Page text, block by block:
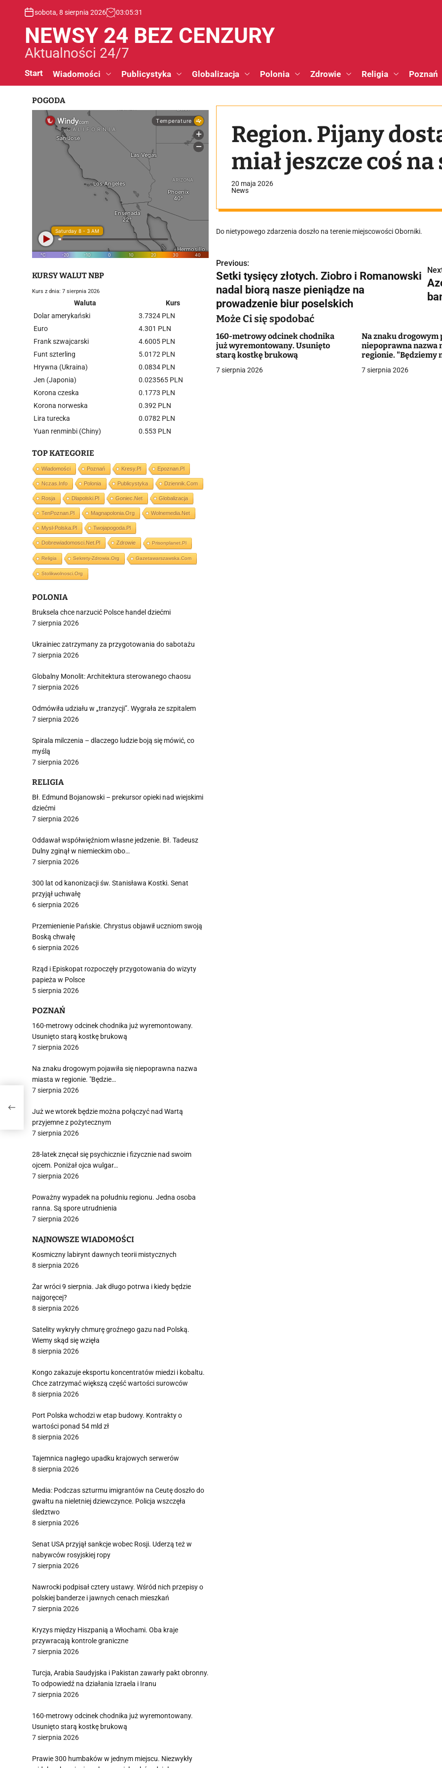
sobota, 8 sierpnia 2026 03:05:32
NEWSY 24 BEZ CENZURY
Aktualności 24/7
Start Wiadomości Publicystyka Globalizacja Polonia Zdrowie Religia Poznań
Region. Pijany
miał jeszcze coś
20 maja 2026
News
Do nietypowego zdarzenia doszło na terenie miejscowości Oborniki.
N
a
w
i
g
a
Previous:
Setki tysięcy złotych. Ziobro i Romanowski
nadal biorą nasze pieniądze na
prowadzenie biur poselskich
Może Ci się spodobać
160-metrowy odcinek chodnika
już wyremontowany. Usunięto
starą kostkę brukową
7 sierpnia 2026
Na znaku drogowym
niepoprawna nazwa
regionie. "Będziemy
7 sierpnia 2026
POGODA
KURSY WALUT NBP
Kurs z dnia: 7 sierpnia 2026
Waluta
Kurs
Dolar amerykański
3.7324 PLN
Euro
4.301 PLN
Frank szwajcarski
4.6005 PLN
Funt szterling
5.0172 PLN
Hrywna (Ukraina)
0.0834 PLN
Jen (Japonia)
0.023565 PLN
Korona czeska
0.1773 PLN
Korona norweska
0.392 PLN
Lira turecka
0.0782 PLN
Yuan renminbi (Chiny)
0.553 PLN
TOP KATEGORIE
Wiadomości Poznań Kresy.pl Epoznan.pl
Nczas.info Polonia Publicystyka Dziennik.com
Rosja Dlapolski.pl Goniec.net Globalizacja
TenPoznan.pl Magnapolonia.org Wolnemedia.net
Mysl-Polska.pl Twojapogoda.pl
Dobrewiadomosci.net.pl Zdrowie Prisonplanet.pl
Religia Sekrety-Zdrowia.org Gazetawarszawska.com
Stolikwolnosci.org
POLONIA
Bruksela chce narzucić Polsce handel dziećmi
7 sierpnia 2026
Ukrainiec zatrzymany za przygotowania do sabotażu
7 sierpnia 2026
Globalny Monolit: Architektura sterowanego chaosu
7 sierpnia 2026
Odmówiła udziału w „tranzycji”. Wygrała ze szpitalem
7 sierpnia 2026
Spirala milczenia – dlaczego ludzie boją się mówić, co
myślą
7 sierpnia 2026
RELIGIA
Bł. Edmund Bojanowski – prekursor opieki nad wiejskimi
dziećmi
7 sierpnia 2026
Oddawał współwięźniom własne jedzenie. Bł. Tadeusz
Dulny zginął w niemieckim obo…
7 sierpnia 2026
300 lat od kanonizacji św. Stanisława Kostki. Senat
przyjął uchwałę
6 sierpnia 2026
Przemienienie Pańskie. Chrystus objawił uczniom swoją
Boską chwałę
6 sierpnia 2026
Rząd i Episkopat rozpoczęły przygotowania do wizyty
papieża w Polsce
5 sierpnia 2026
POZNAŃ
160-metrowy odcinek chodnika już wyremontowany.
Usunięto starą kostkę brukową
7 sierpnia 2026
Na znaku drogowym pojawiła się niepoprawna nazwa
miasta w regionie. "Będzie…
7 sierpnia 2026
Już we wtorek będzie można połączyć nad Wartą
przyjemne z pożytecznym
7 sierpnia 2026
28-latek znęcał się psychicznie i fizycznie nad swoim
ojcem. Poniżał ojca wulgar…
7 sierpnia 2026
Poważny wypadek na południu regionu. Jedna osoba
ranna. Są spore utrudnienia
7 sierpnia 2026
NAJNOWSZE WIADOMOŚCI
Kosmiczny labirynt dawnych teorii mistycznych
8 sierpnia 2026
Żar wróci 9 sierpnia. Jak długo potrwa i kiedy będzie
najgoręcej?
8 sierpnia 2026
Satelity wykryły chmurę groźnego gazu nad Polską.
Wiemy skąd się wzięła
8 sierpnia 2026
Kongo zakazuje eksportu koncentratów miedzi i kobaltu.
Chce zatrzymać większą część wartości surowców
8 sierpnia 2026
Port Polska wchodzi w etap budowy. Kontrakty o
wartości ponad 54 mld zł
8 sierpnia 2026
Tajemnica nagłego upadku krajowych serwerów
8 sierpnia 2026
Media: Podczas szturmu imigrantów na Ceutę doszło do
gwałtu na nieletniej dziewczynce. Policja wszczęła
śledztwo
8 sierpnia 2026
Senat USA przyjął sankcje wobec Rosji. Uderzą też w
nabywców rosyjskiej ropy
7 sierpnia 2026
Nawrocki podpisał cztery ustawy. Wśród nich przepisy o
polskiej banderze i jawnych cenach mieszkań
7 sierpnia 2026
Kryzys między Hiszpanią a Włochami. Oba kraje
przywracają kontrole graniczne
7 sierpnia 2026
Turcja, Arabia Saudyjska i Pakistan zawarły pakt obronny.
To odpowiedź na działania Izraela i Iranu
7 sierpnia 2026
160-metrowy odcinek chodnika już wyremontowany.
Usunięto starą kostkę brukową
7 sierpnia 2026
Prawie 300 humbaków w jednym miejscu. Niezwykły